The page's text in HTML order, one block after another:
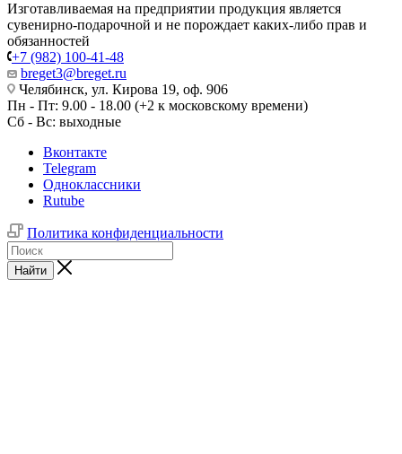
Изготавливаемая на предприятии продукция является
сувенирно-подарочной и не порождает каких-либо прав и
обязанностей
+7 (982) 100-41-48
breget3@breget.ru
Челябинск, ул. Кирова 19, оф. 906
Пн - Пт: 9.00 - 18.00 (+2 к московскому времени)
Сб - Вс: выходные
Вконтакте
Telegram
Одноклассники
Rutube
Политика конфиденциальности
Найти